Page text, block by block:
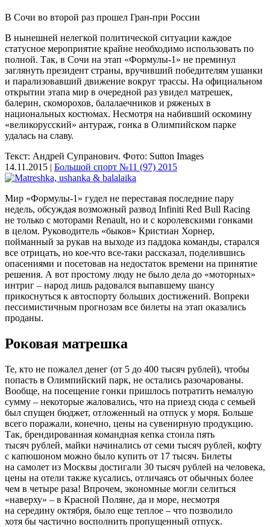
В Сочи во второй раз прошел Гран-при России
В нынешней нелегкой политической ситуации каждое
статусное мероприятие крайне необходимо использовать по
полной. Так, в Сочи на этап «Формулы-1» не преминул
заглянуть президент страны, вручивший победителям ушанки
и парализовавший движение вокруг трассы. На официальном
открытии этапа мир в очередной раз увидел матрешек,
балерин, скоморохов, балалаечников и ряженых в
национальных костюмах. Несмотря на набивший оскомину
«великорусский» антураж, гонка в Олимпийском парке
удалась на славу.
Текст: Андрей Супранович. Фото: Sutton Images
14.11.2015 | Большой спорт №11 (97) 2015
Мир «Формулы‑1» гудел не переставая последние пару
недель, обсуждая возможный развод Infiniti Red Bull Racing
не только с моторами Renault, но и с королевскими гонками
в целом. Руководитель «быков» Кристиан Хорнер,
пойманный за рукав на выходе из паддока команды, старался
все отрицать, но кое-что все-таки рассказал, поделившись
опасениями и посетовав на недостаток времени на принятие
решения. А вот простому люду не было дела до «моторных»
интриг – народ лишь радовался выпавшему шансу
прикоснуться к автоспорту больших достижений. Вопреки
пессимистичным прогнозам все билеты на этап оказались
проданы.
Роковая матрешка
Те, кто не пожалел денег (от 5 до 400 тысяч рублей), чтобы
попасть в Олимпийский парк, не остались разочарованы.
Вообще, на посещение гонки пришлось потратить немалую
сумму – некоторые жаловались, что на приезд сюда с семьей
был спущен бюджет, отложенный на отпуск у моря. Больше
всего поражали, конечно, цены на сувенирную продукцию.
Так, брендированная командная кепка стоила пять
тысяч рублей, майки начинались от семи тысяч рублей, кофту
с капюшоном можно было купить от 17 тысяч. Билеты
на самолет из Москвы достигали 30 тысяч рублей на человека,
цены на отели также кусались, отличаясь от обычных более
чем в четыре раза! Впрочем, экономные могли селиться
«наверху» – в Красной Поляне, да и море, несмотря
на середину октября, было еще теплое – что позволило
хотя бы частично восполнить пропущенный отпуск.